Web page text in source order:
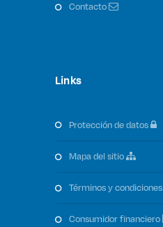
contacto
Links
protección de datos
mapa del sitio
términos y condiciones
consumidor financiero